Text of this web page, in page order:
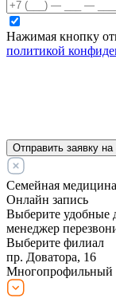
Нажимая кнопку
политикой
Отправить заявку на
Семейная медицина
Онлайн запись
Выберите удобные
менеджер
Выберите филиал
пр. Доватора, 16
Многопрофильный